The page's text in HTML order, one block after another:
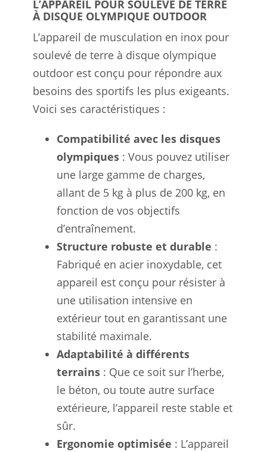
L’APPAREIL POUR SOULEVÉ DE TERRE
À DISQUE OLYMPIQUE OUTDOOR
L’appareil de musculation en inox pour
soulevé de terre à disque olympique
outdoor est conçu pour répondre aux
besoins des sportifs les plus exigeants.
Voici ses caractéristiques :
Compatibilité avec les disques
olympiques : Vous pouvez utiliser
une large gamme de charges,
allant de 5 kg à plus de 200 kg, en
fonction de vos objectifs
d’entraînement.
Structure robuste et durable :
Fabriqué en acier inoxydable, cet
appareil est conçu pour résister à
une utilisation intensive en
extérieur tout en garantissant une
stabilité maximale.
Adaptabilité à différents
terrains : Que ce soit sur l’herbe,
le béton, ou toute autre surface
extérieure, l’appareil reste stable et
sûr.
Ergonomie optimisée : L’appareil